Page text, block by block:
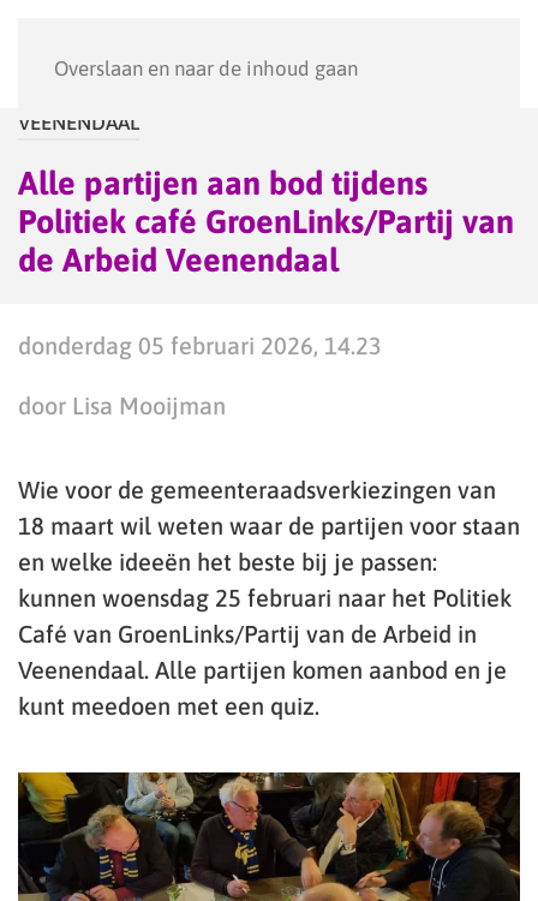
Overslaan en naar de inhoud gaan
VEENENDAAL
Alle partijen aan bod tijdens
Politiek café GroenLinks/Partij van
de Arbeid Veenendaal
donderdag 05 februari 2026, 14.23
door Lisa Mooijman
Wie voor de gemeenteraadsverkiezingen van
18 maart wil weten waar de partijen voor staan
en welke ideeën het beste bij je passen:
kunnen woensdag 25 februari naar het Politiek
Café van GroenLinks/Partij van de Arbeid in
Veenendaal. Alle partijen komen aanbod en je
kunt meedoen met een quiz.